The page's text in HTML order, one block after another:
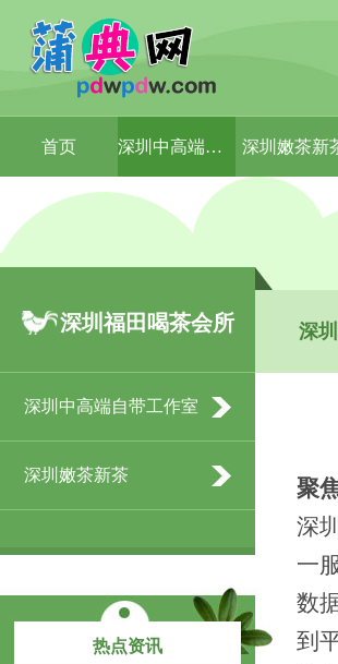
首页 深圳中高端自带工作室 深圳嫩茶新
深圳福田喝茶会所 深
深圳中高端自带工作室
深圳嫩茶新茶
热点资讯
聚
深
一
数
到